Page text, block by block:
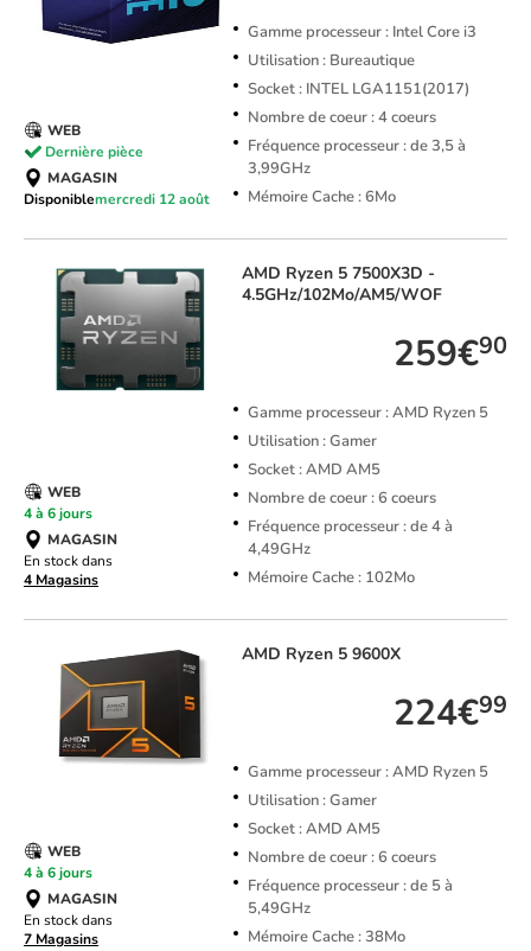
Gamme processeur : Intel Core i3
Utilisation : Bureautique
Socket : INTEL LGA1151(2017)
Nombre de coeur : 4 coeurs
Fréquence processeur : de 3,5 à
3,99GHz
Mémoire Cache : 6Mo
WEB
Dernière pièce
MAGASIN
Disponiblemercredi 12 août
AMD Ryzen 5 7500X3D -
4.5GHz/102Mo/AM5/WOF
259€90
Gamme processeur : AMD Ryzen 5
Utilisation : Gamer
Socket : AMD AM5
Nombre de coeur : 6 coeurs
Fréquence processeur : de 4 à
4,49GHz
Mémoire Cache : 102Mo
WEB
4 à 6 jours
MAGASIN
En stock dans
4 Magasins
AMD Ryzen 5 9600X
224€99
Gamme processeur : AMD Ryzen 5
Utilisation : Gamer
Socket : AMD AM5
Nombre de coeur : 6 coeurs
Fréquence processeur : de 5 à
5,49GHz
Mémoire Cache : 38Mo
WEB
4 à 6 jours
MAGASIN
En stock dans
7 Magasins